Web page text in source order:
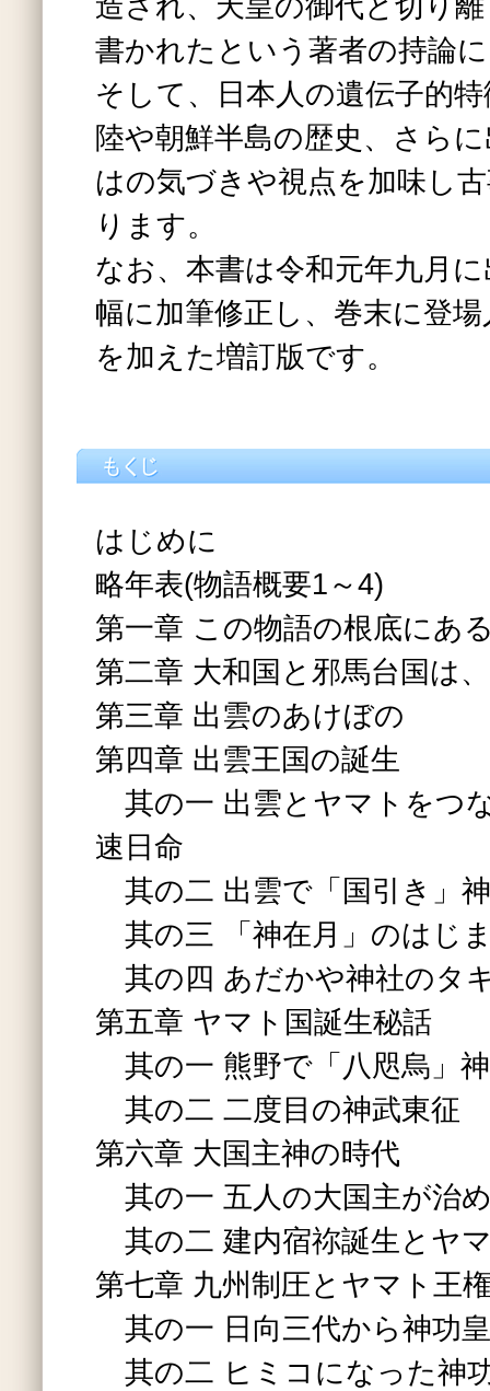
造され、天皇の御代と切り
書かれたという著者の持論
そして、日本人の遺伝子的
陸や朝鮮半島の歴史、さら
はの気づきや視点を加味し
ります。
なお、本書は令和元年九月
幅に加筆修正し、巻末に登
を加えた増訂版です。
はじめに
略年表(物語概要1～4)
第一章 この物語の根底にあ
第二章 大和国と邪馬台国は
第三章 出雲のあけぼの
第四章 出雲王国の誕生
其の一 出雲とヤマトをつ
速日命
其の二 出雲で「国引き」
其の三 「神在月」のはじ
其の四 あだかや神社のタ
第五章 ヤマト国誕生秘話
其の一 熊野で「八咫烏」
其の二 二度目の神武東征
第六章 大国主神の時代
其の一 五人の大国主が治
其の二 建内宿祢誕生とヤ
第七章 九州制圧とヤマト王
其の一 日向三代から神功
其の二 ヒミコになった神